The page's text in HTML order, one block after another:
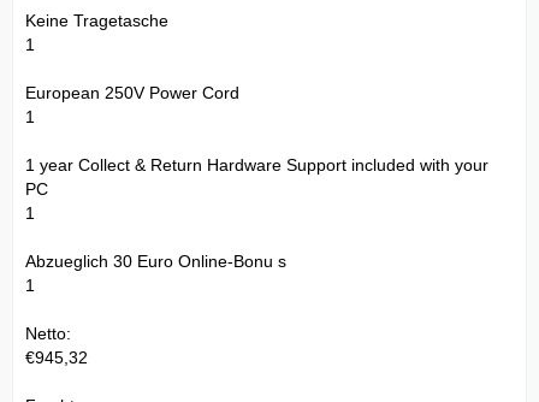
Keine Tragetasche
1
European 250V Power Cord
1
1 year Collect & Return Hardware Support included with your
PC
1
Abzueglich 30 Euro Online-Bonu s
1
Netto:
€945,32